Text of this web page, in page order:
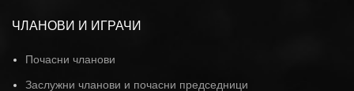
ЧЛАНОВИ И ИГРАЧИ
Почасни чланови
Заслужни чланови и почасни председници